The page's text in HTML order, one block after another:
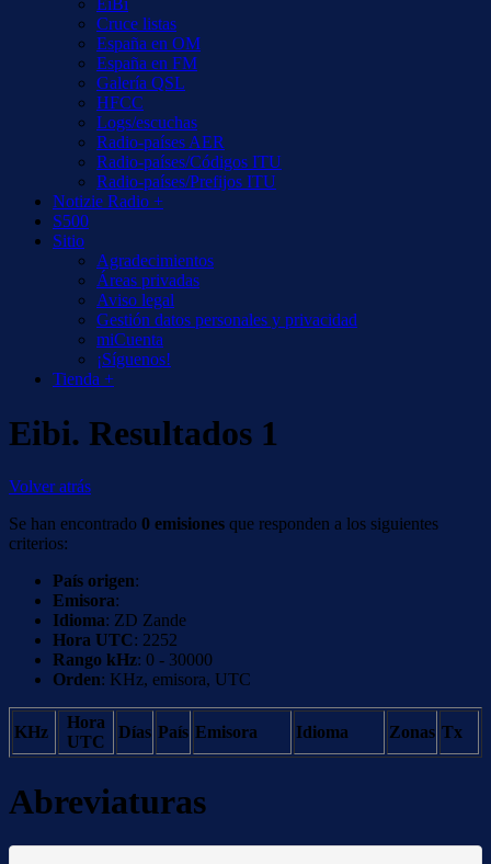
EiBi
Cruce listas
España en OM
España en FM
Galería QSL
HFCC
Logs/escuchas
Radio-países AER
Radio-países/Códigos ITU
Radio-países/Prefijos ITU
Notizie Radio +
S500
Sitio
Agradecimientos
Áreas privadas
Aviso legal
Gestión datos personales y privacidad
miCuenta
¡Síguenos!
Tienda +
Eibi. Resultados 1
Volver atrás
Se han encontrado 0 emisiones que responden a los siguientes
criterios:
País origen:
Emisora:
Idioma: ZD Zande
Hora UTC: 2252
Rango kHz: 0 - 30000
Orden: KHz, emisora, UTC
KHz
Hora
UTC
Días País Emisora Idioma Zonas Tx
Abreviaturas